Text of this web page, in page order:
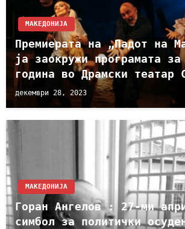
МАКЕДОНИЈА
Премиерата на „Падот на
ја заокружи програмата за
година во Драмски театар
декември 28, 2023
МАКЕДОНИЈА
Горан Ангелов : 27-ми
симбол за политички